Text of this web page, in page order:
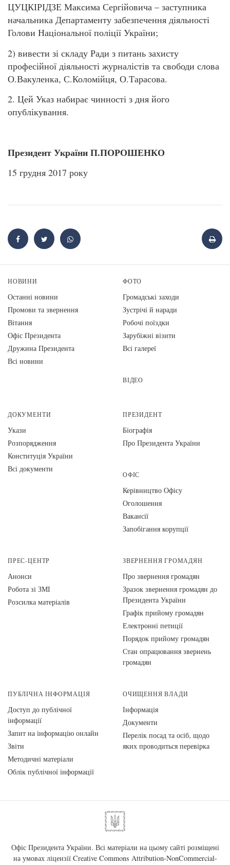
ЦУЦКІРІДЗЕ Максима Сергійовича – заступника
начальника Департаменту забезпечення діяльності
Голови Національної поліції України;
2) вивести зі складу Ради з питань захисту
професійної діяльності журналістів та свободи слова
О.Вакуленка, С.Коломійця, О.Тарасова.
2. Цей Указ набирає чинності з дня його
опублікування.
ПрезидентУкраїниП.ПОРОШЕНКО
15 грудня 2017 року
НОВИНИ
Останні новини
Промови та звернення
Вiтання
Офіс Президента
Дружина Президента
Всі новини
ФОТО
Громадські заходи
Зустрічі й наради
Робочі поїздки
Зарубіжні візити
Всі галереї
ВІДЕО
ДОКУМЕНТИ
Укази
Розпорядження
Конституція України
Всі документи
ПРЕЗИДЕНТ
Біографія
Про Президента України
ОФІС
Керівництво Офісу
Оголошення
Вакансії
Запобігання корупції
ПРЕС-ЦЕНТР
Анонси
Робота зі ЗМІ
Розсилка матеріалів
ЗВЕРНЕННЯ ГРОМАДЯН
Про звернення громадян
Зразок звернення громадян до
Президента України
Графік прийому громадян
Електронні петиції
Порядок прийому громадян
Стан опрацювання звернень
громадян
ПУБЛІЧНА ІНФОРМАЦІЯ
Доступ до публічної
інформації
Запит на інформацію онлайн
Звіти
Методичні матеріали
Облік публічної інформації
ОЧИЩЕННЯ ВЛАДИ
Інформація
Документи
Перелік посад та осіб, щодо
яких проводиться перевірка
Офіс Президента України. Всі матеріали на цьому сайті розміщені
на умовах ліцензії Creative Commons Attribution-NonCommercial-